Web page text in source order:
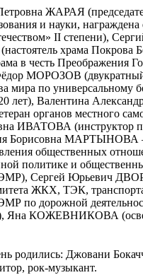
ЖАРАЯ
и науки,
II степени),
храма Покрова
в честь Преображения
МОРОЗОВ
мира по универсальному
лет), Валентина
органов местного
ИВАТОВА (инструктор
Борисовна МАРТЫНОВА
общественных
политике и
Сергей Юрьевич
ЖКХ, ТЭК,
по дорожной
Яна КОЖЕВНИКОВА
родились: Джовани
рок-музыкант.